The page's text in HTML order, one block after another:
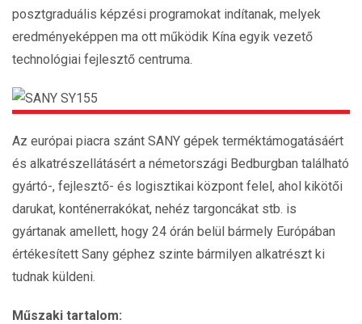
posztgraduális képzési programokat indítanak, melyek
eredményeképpen ma ott működik Kína egyik vezető
technológiai fejlesztő centruma.
Az európai piacra szánt SANY gépek terméktámogatásáért
és alkatrészellátásért a németországi Bedburgban található
gyártó-, fejlesztő- és logisztikai központ felel, ahol kikötői
darukat, konténerrakókat, nehéz targoncákat stb. is
gyártanak amellett, hogy 24 órán belül bármely Európában
értékesített Sany géphez szinte bármilyen alkatrészt ki
tudnak küldeni.
Műszaki tartalom: